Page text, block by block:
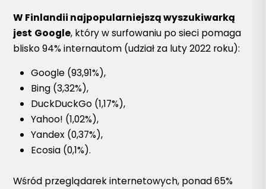
W Finlandii najpopularniejszą wyszukiwarką
jest Google, który w surfowaniu po sieci pomaga
blisko 94% internautom (udział za luty 2022 roku):
Google (93,91%),
Bing (3,32%),
DuckDuckGo (1,17%),
Yahoo! (1,02%),
Yandex (0,37%),
Ecosia (0,1%).
Wśród przeglądarek internetowych, ponad 65%